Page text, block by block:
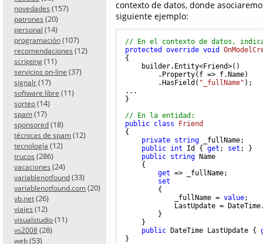
novedades (157)
patrones (20)
personal (14)
programación (107)
recomendaciones (12)
scripting (11)
servicios on-line (37)
signalr (17)
software libre (11)
sorteo (14)
spam (17)
sponsored (18)
técnicas de spam (12)
tecnología (12)
trucos (286)
vacaciones (24)
variablenotfound (33)
variablenotfound.com (20)
vb.net (26)
viajes (12)
visualstudio (11)
vs2008 (28)
web (53)
contexto de datos, donde
siguiente ejemplo:
// En el contexto de datos,
protected
override void
{
    builder.Entity<Friend>()
        .Property(f => f.Name)
        .HasField(
"_fullName" );
...
}
// En la entidad:
public class
Friend
{
private string _fullName;
public int Id { get ; set ; }
public string Name
    {
get => _fullName;
set
        {
            _fullName =
value;
LastUpdate =
        }
    }
public DateTime LastUpdate {